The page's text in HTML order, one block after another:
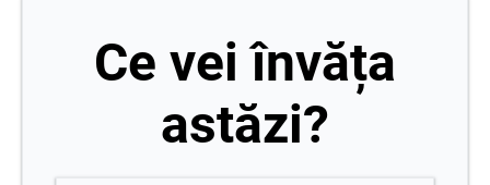
Ce vei învăța
astăzi?